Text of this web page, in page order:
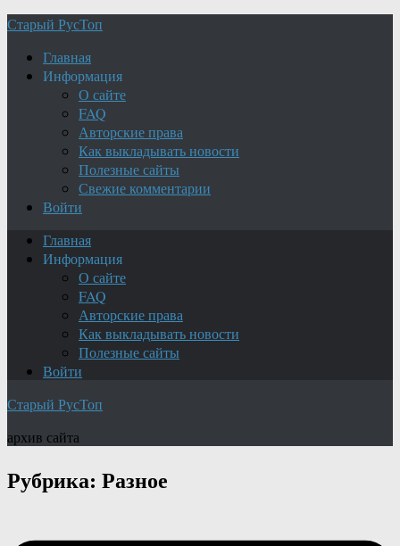
Старый РусТоп
Главная
Информация
О сайте
FAQ
Авторские права
Как выкладывать новости
Полезные сайты
Свежие комментарии
Войти
Главная
Информация
О сайте
FAQ
Авторские права
Как выкладывать новости
Полезные сайты
Войти
Старый РусТоп
архив сайта
Рубрика: Разное